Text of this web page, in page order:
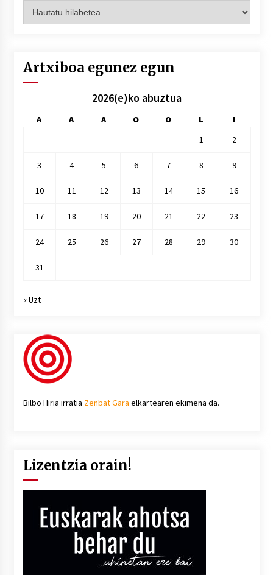
hilez
Artxiboa egunez egun
2026(e)ko abuztua
A A A O O L
I
1
2
3 4 5 6 7 8 9
10 11 12 13 14 15 16
17 18 19 20 21 22 23
24 25 26 27 28 29 30
31
« Uzt
Bilbo Hiria irratia Zenbat Gara elkartearen ekimena da.
Lizentzia orain!